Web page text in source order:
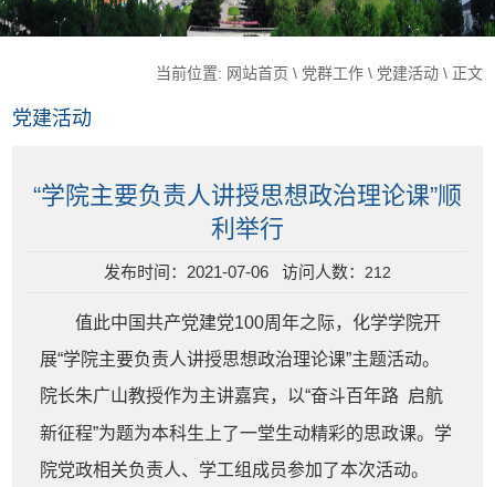
当前位置: 网站首页 \ 党群工作\ 党建活动\ 正文
党建活动
“学院主要负责人讲授思想政治理论课”顺
利举行
发布时间：2021-07-06 访问人数： 212
值此中国共产党建党100周年之际，化学学院开
展“学院主要负责人讲授思想政治理论课”主题活动。
院长朱广山教授作为主讲嘉宾，以“奋斗百年路 启航
新征程”为题为本科生上了一堂生动精彩的思政课。学
院党政相关负责人、学工组成员参加了本次活动。